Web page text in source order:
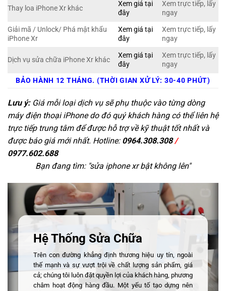
Thay loa iPhone Xr khác
Xem giá tại
đây
Xem trực tiếp, lấy
ngay
Giải mã / Unlock/ Phá mật khẩu
iPhone Xr
Xem giá tại
đây
Xem trực tiếp, lấy
ngay
Dịch vụ sửa chữa iPhone Xr khác
Xem giá tại
đây
Xem trực tiếp, lấy
ngay
BẢO HÀNH 12 THÁNG. (THỜI GIAN XỬ LÝ: 30-40 PHÚT)
Lưu ý:Giá mỗi loại dịch vụ sẽ phụ thuộc vào từng dòng
máy điện thoại iPhone do đó quý khách hàng có thể liên hệ
trực tiếp trung tâm để được hỗ trợ về kỹ thuật tốt nhất và
được báo giá mới nhất. Hotline: 0964.308.308/
0977.602.688
Bạn đang tìm: "sửa iphone xr bật không lên"
Hệ Thống Sửa Chữa
Trên con đường khẳng định thương hiệu uy tín, ngoài
thế mạnh và sự vượt trội về chất lượng sản phẩm, giá
cả; chúng tôi luôn đặt quyền lợi của khách hàng, phương
châm hoạt động hàng đầu. Một yếu tố tạo dựng nên